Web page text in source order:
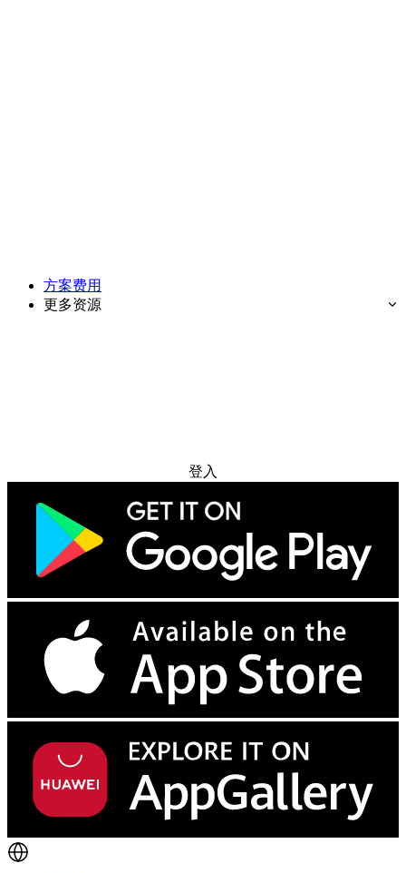
方案费用
更多资源
登入